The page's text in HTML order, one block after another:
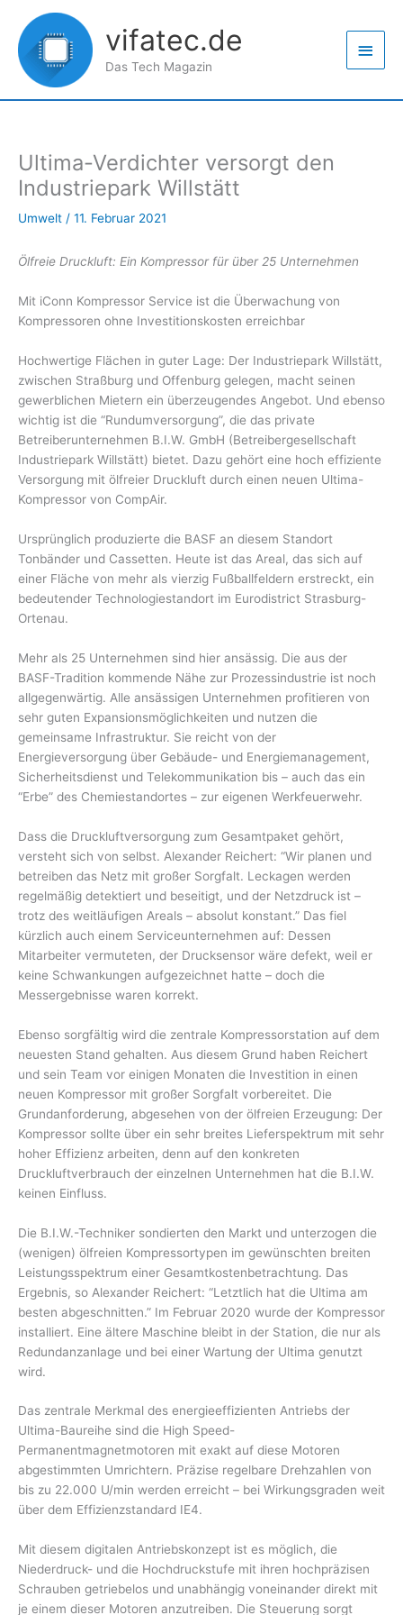
Inhalt
springen
vifatec.de
Das Tech Magazin
Ultima-Verdichter versorgt den
Industriepark Willstätt
Umwelt / 11. Februar 2021
Ölfreie Druckluft: Ein Kompressor für über 25 Unternehmen
Mit iConn Kompressor Service ist die Überwachung von
Kompressoren ohne Investitionskosten erreichbar
Hochwertige Flächen in guter Lage: Der Industriepark Willstätt,
zwischen Straßburg und Offenburg gelegen, macht seinen
gewerblichen Mietern ein überzeugendes Angebot. Und ebenso
wichtig ist die “Rundumversorgung”, die das private
Betreiberunternehmen B.I.W. GmbH (Betreibergesellschaft
Industriepark Willstätt) bietet. Dazu gehört eine hoch effiziente
Versorgung mit ölfreier Druckluft durch einen neuen Ultima-
Kompressor von CompAir.
Ursprünglich produzierte die BASF an diesem Standort
Tonbänder und Cassetten. Heute ist das Areal, das sich auf
einer Fläche von mehr als vierzig Fußballfeldern erstreckt, ein
bedeutender Technologiestandort im Eurodistrict Strasburg-
Ortenau.
Mehr als 25 Unternehmen sind hier ansässig. Die aus der
BASF-Tradition kommende Nähe zur Prozessindustrie ist noch
allgegenwärtig. Alle ansässigen Unternehmen profitieren von
sehr guten Expansionsmöglichkeiten und nutzen die
gemeinsame Infrastruktur. Sie reicht von der
Energieversorgung über Gebäude- und Energiemanagement,
Sicherheitsdienst und Telekommunikation bis – auch das ein
“Erbe” des Chemiestandortes – zur eigenen Werkfeuerwehr.
Dass die Druckluftversorgung zum Gesamtpaket gehört,
versteht sich von selbst. Alexander Reichert: “Wir planen und
betreiben das Netz mit großer Sorgfalt. Leckagen werden
regelmäßig detektiert und beseitigt, und der Netzdruck ist –
trotz des weitläufigen Areals – absolut konstant.” Das fiel
kürzlich auch einem Serviceunternehmen auf: Dessen
Mitarbeiter vermuteten, der Drucksensor wäre defekt, weil er
keine Schwankungen aufgezeichnet hatte – doch die
Messergebnisse waren korrekt.
Ebenso sorgfältig wird die zentrale Kompressorstation auf dem
neuesten Stand gehalten. Aus diesem Grund haben Reichert
und sein Team vor einigen Monaten die Investition in einen
neuen Kompressor mit großer Sorgfalt vorbereitet. Die
Grundanforderung, abgesehen von der ölfreien Erzeugung: Der
Kompressor sollte über ein sehr breites Lieferspektrum mit sehr
hoher Effizienz arbeiten, denn auf den konkreten
Druckluftverbrauch der einzelnen Unternehmen hat die B.I.W.
keinen Einfluss.
Die B.I.W.-Techniker sondierten den Markt und unterzogen die
(wenigen) ölfreien Kompressortypen im gewünschten breiten
Leistungsspektrum einer Gesamtkostenbetrachtung. Das
Ergebnis, so Alexander Reichert: “Letztlich hat die Ultima am
besten abgeschnitten.” Im Februar 2020 wurde der Kompressor
installiert. Eine ältere Maschine bleibt in der Station, die nur als
Redundanzanlage und bei einer Wartung der Ultima genutzt
wird.
Das zentrale Merkmal des energieeffizienten Antriebs der
Ultima-Baureihe sind die High Speed-
Permanentmagnetmotoren mit exakt auf diese Motoren
abgestimmten Umrichtern. Präzise regelbare Drehzahlen von
bis zu 22.000 U/min werden erreicht – bei Wirkungsgraden weit
über dem Effizienzstandard IE4.
Mit diesem digitalen Antriebskonzept ist es möglich, die
Niederdruck- und die Hochdruckstufe mit ihren hochpräzisen
Schrauben getriebelos und unabhängig voneinander direkt mit
je einem dieser Motoren anzutreiben. Die Steuerung sorgt